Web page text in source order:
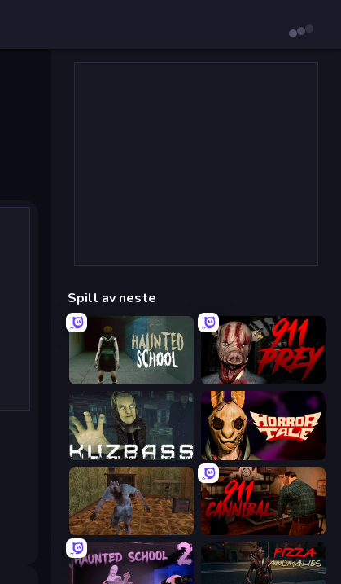
Spill av neste
Haunted School 911: Prey
Kuzbass Horror Horror Tale
Creepy Granny Scream: Scary Freddy 911: Cannibal